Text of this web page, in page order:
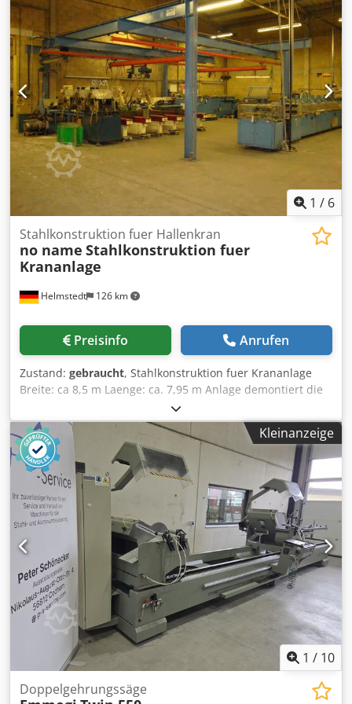
Sägeaggregates * Großer Schnittbereich, es können 2
Profile gleichzeitig gesägt werden * Leichte Verstellung des
beweglichen Aggregats durch Rollenführung * Doppelte
Lagerung der Schwenkeinrichtung * Gefahrloses Spannen
durch Zweidrucksystem * Doppelte Führung für den
Sägevorschub * Hydropneumatischer Sägevorschub *
Korrekturskala für Außenmaße Dwjdpfx Abotv Rgrsvoa *
Linkes Sägeaggregat fest * Schwenkbereich 45°-90° * Inkl.
Absaugung (ohne Verrohrung) ALKO Mobil-Jet 100 Baujahr
2002
1 / 6
Helmstedt 126 km
Stahlkonstruktion fuer Hallenkran
no name Stahlkonstruktion fuer
Krananlage
Preisinfo Anrufen
Zustand: gebraucht, Stahlkonstruktion fuer Krananlage
Breite: ca 8,5 m Laenge: ca. 7,95 m Anlage demontiert die
Anlage wird verkauft, " so wie sie ist" Besichtigung: Sie
sind herzlich eingeladen, den Artikel zu besichtigen -
nehmen Sie einfach mit uns Kontakt auf und vereinbaren
Sie kurzfristig einen Termin. Dwjdpebruzgsfx Abvea
Achtung: keine Garantie, kein Umtausch, keine
Ruecknahme moeglich
Kleinanzeige
1 / 10
Doppelgehrungssäge